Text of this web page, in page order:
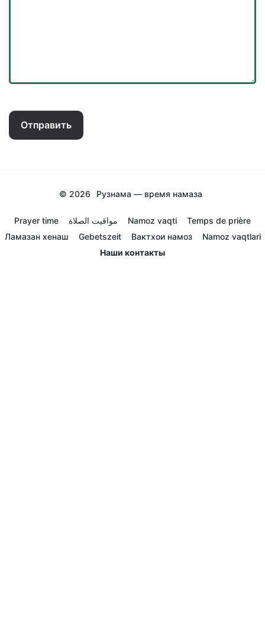
Отправить
© 2026 Рузнама — время намаза
Prayer time مواقيت الصلاة Namoz vaqti
Temps de prière
Ламазан хенаш
Gebetszeit Вактхои намоз
Namoz vaqtlari
Наши контакты